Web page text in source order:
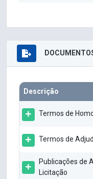
Descrição
Termos de
Termos de
Publicações de
Licitação